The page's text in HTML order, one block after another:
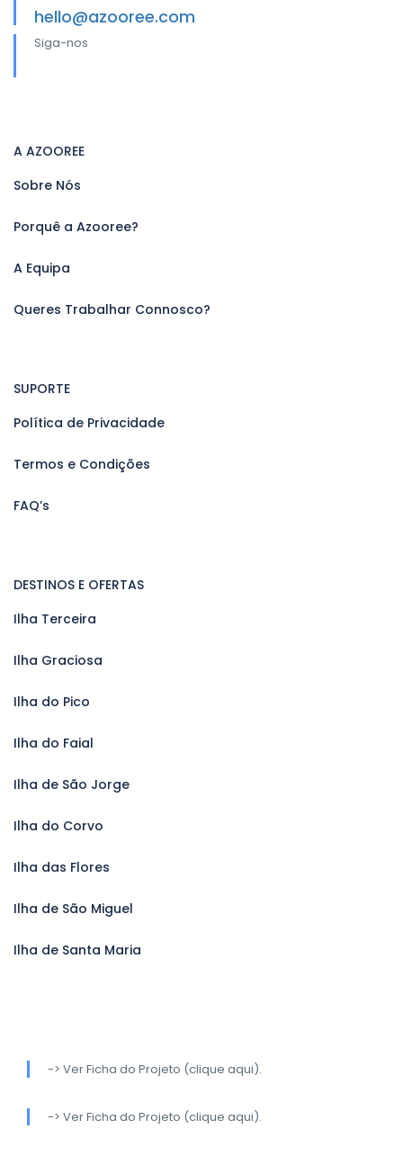
hello@azooree.com
Siga-nos
A AZOOREE
Sobre Nós
Porquê a Azooree?
A Equipa
Queres Trabalhar Connosco?
SUPORTE
Política de Privacidade
Termos e Condições
FAQ’s
DESTINOS E OFERTAS
Ilha Terceira
Ilha Graciosa
Ilha do Pico
Ilha do Faial
Ilha de São Jorge
Ilha do Corvo
Ilha das Flores
Ilha de São Miguel
Ilha de Santa Maria
-> Ver Ficha do Projeto (clique aqui).
-> Ver Ficha do Projeto (clique aqui).